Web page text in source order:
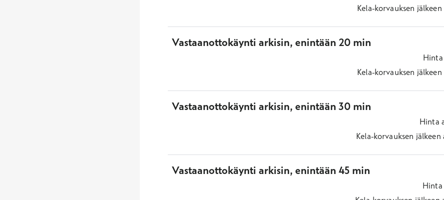
Kela-korvauksen jälkeen
Vastaanottokäynti arkisin, enintään 20 min
Hinta
Kela-korvauksen jälkeen
Vastaanottokäynti arkisin, enintään 30 min
Hinta
Kela-korvauksen jälkeen
Vastaanottokäynti arkisin, enintään 45 min
Hinta